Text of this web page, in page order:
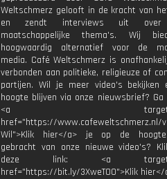
Weltschmerz gelooft in de kracht van
en zendt interviews uit over
maatschappelijke thema's. Wij
hoogwaardig alternatief voor de
media. Café Weltschmerz is
verbonden aan politieke, religieuze of
partijen. Wil je meer video's bekijken
hoogte blijven via onze nieuwsbrief? Ga
<a
href="https://www.cafeweltschmerz.nl/
Wil">Klik hier</a> je op de
gebracht van onze nieuwe video's?
deze link: <a
href="https://bit.ly/3XweTO0">Klik hier</